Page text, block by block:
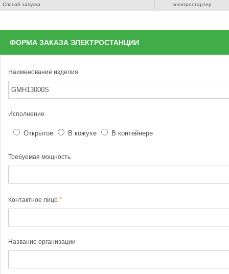
Способ запуска электростартер
ФОРМА ЗАКАЗА ЭЛЕКТРОСТАНЦИИ
Наименование изделия
Исполнение
Открытое В кожухе В контейнере
Требуемая мощность
Контактное лицо
Название организации